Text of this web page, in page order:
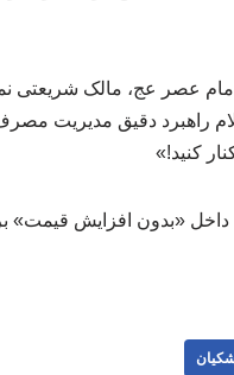
عصر عج، مالک شریعتی
راهبرد دقیق مدیریت
«بدون افزایش قیمت»